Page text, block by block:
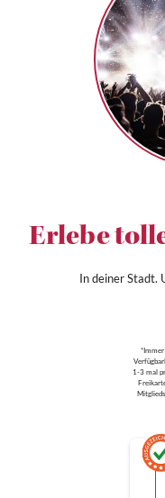
Erlebe
In deiner Stadt.
*Immer
1-3 mal